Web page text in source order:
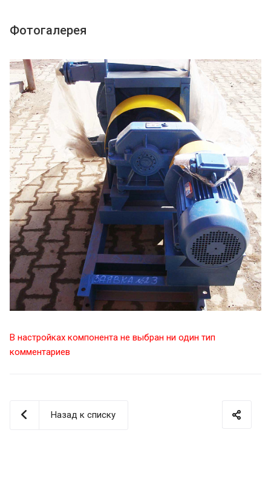
Фотогалерея
В настройках компонента не выбран ни один тип
комментариев
Назад к списку